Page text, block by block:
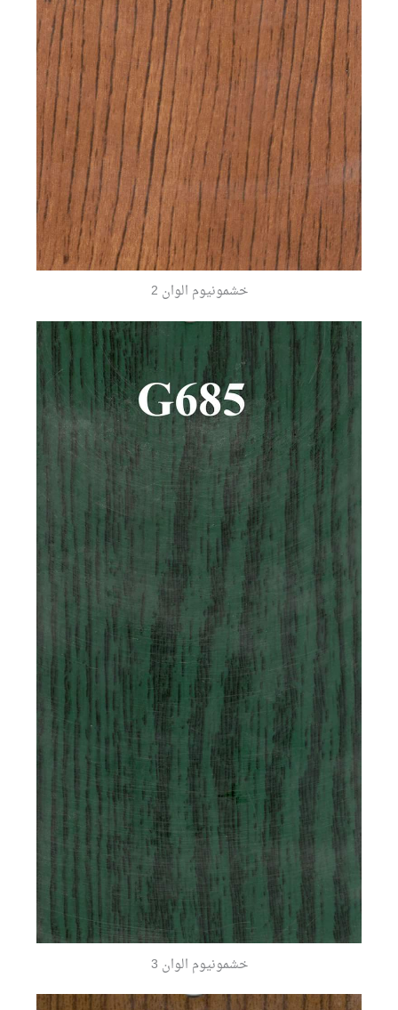
خشمونيوم الوان 2
خشمونيوم الوان 3